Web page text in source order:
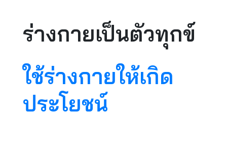
ร่างกายเป็นตัวทุกข์
ใช้ร่างกายให้เกิด
ประโยชน์